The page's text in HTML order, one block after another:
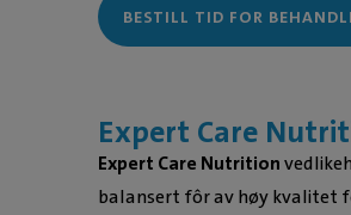
BESTILL TID FOR
Expert Care
Expert Care Nutrition
balansert fôr av høy kvalitet